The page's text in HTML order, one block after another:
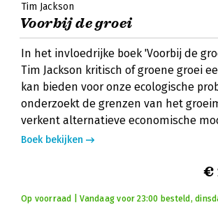
Tim Jackson
Voorbij de groei
In het invloedrijke boek 'Voorbij de
Tim Jackson kritisch of groene groei
kan bieden voor onze ecologische
onderzoekt de grenzen van het
verkent alternatieve economische
Boek bekijken
€
Op voorraad | Vandaag voor 23:00 besteld,